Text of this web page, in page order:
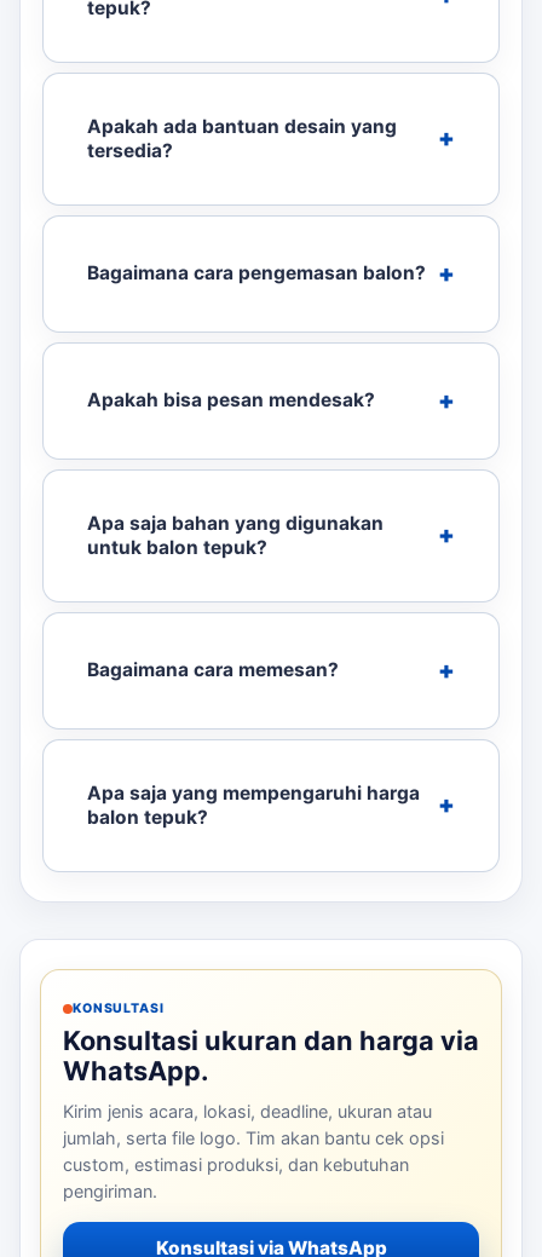
tepuk?
Apakah ada bantuan desain yang
tersedia?
Bagaimana cara pengemasan balon?
Apakah bisa pesan mendesak?
Apa saja bahan yang digunakan
untuk balon tepuk?
Bagaimana cara memesan?
Apa saja yang mempengaruhi harga
balon tepuk?
KONSULTASI
Konsultasi ukuran dan harga via
WhatsApp.
Kirim jenis acara, lokasi, deadline, ukuran atau
jumlah, serta file logo. Tim akan bantu cek opsi
custom, estimasi produksi, dan kebutuhan
pengiriman.
Konsultasi via WhatsApp